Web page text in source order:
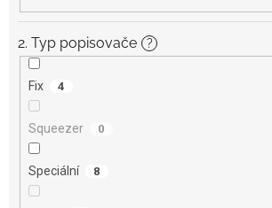
2. Typ popisovače ?
Fix 4
Squeezer 0
Speciální 8